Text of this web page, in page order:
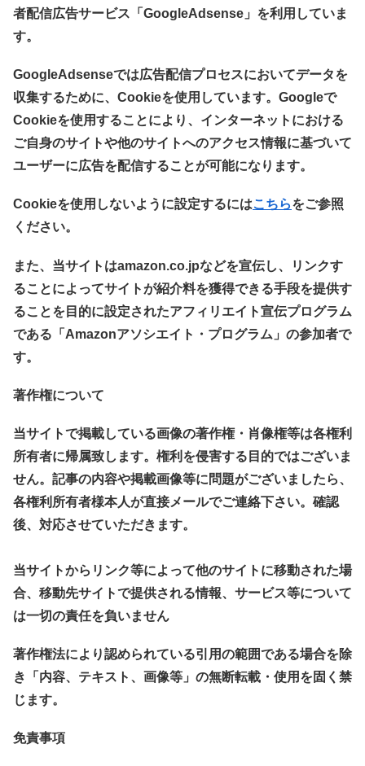
者配信広告サービス「GoogleAdsense」を利用していま
す。
GoogleAdsenseでは広告配信プロセスにおいてデータを
収集するために、Cookieを使用しています。Googleで
Cookieを使用することにより、インターネットにおける
ご自身のサイトや他のサイトへのアクセス情報に基づいて
ユーザーに広告を配信することが可能になります。
Cookieを使用しないように設定するにはこちらをご参照
ください。
また、当サイトはamazon.co.jpなどを宣伝し、リンクす
ることによってサイトが紹介料を獲得できる手段を提供す
ることを目的に設定されたアフィリエイト宣伝プログラム
である「Amazonアソシエイト・プログラム」の参加者で
す。
著作権について
当サイトで掲載している画像の著作権・肖像権等は各権利
所有者に帰属致します。権利を侵害する目的ではございま
せん。記事の内容や掲載画像等に問題がございましたら、
各権利所有者様本人が直接メールでご連絡下さい。確認
後、対応させていただきます。
当サイトからリンク等によって他のサイトに移動された場
合、移動先サイトで提供される情報、サービス等について
は一切の責任を負いません
著作権法により認められている引用の範囲である場合を除
き「内容、テキスト、画像等」の無断転載・使用を固く禁
じます。
免責事項